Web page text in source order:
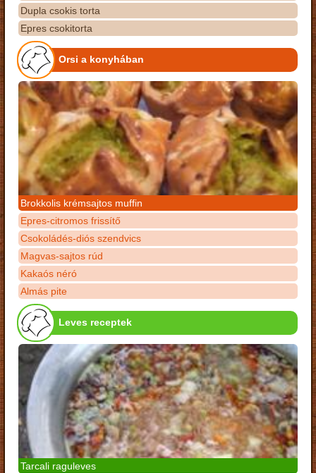
Dupla csokis torta
Epres csokitorta
Orsi a konyhában
Brokkolis krémsajtos muffin
Epres-citromos frissítő
Csokoládés-diós szendvics
Magvas-sajtos rúd
Kakaós néró
Almás pite
Leves receptek
Tarcali raguleves